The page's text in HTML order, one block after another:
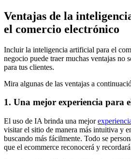
Ventajas de la
el comercio electrónico
Incluir la inteligencia artificial para el
negocio puede traer muchas ventajas no
para tus clientes.
Mira algunas de las ventajas a
1. Una mejor experiencia para
El uso de IA brinda una mejor
visitar el sitio de manera más intuitiva y
buscando más fácilmente. Todo se
que el ecommerce reconocerá y